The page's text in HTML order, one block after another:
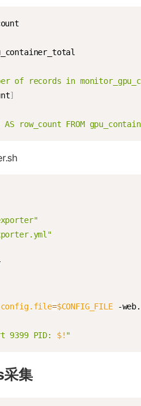
of records in
]
AS row_count FROM
sql_exporter
=$CONFIG_FILE -
9399 PID: $! "
集